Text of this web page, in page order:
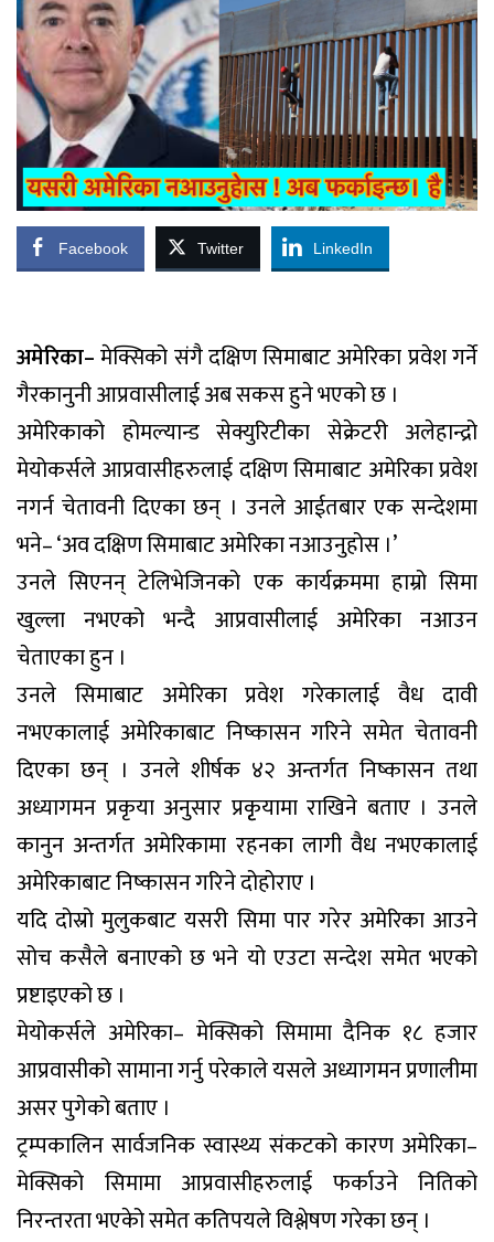
Facebook Twitter LinkedIn
अमेरिका–मेक्सिको संगै दक्षिण सिमाबाट अमेरिका प्रवेश गर्ने
गैरकानुनी आप्रवासीलाई अब सकस हुने भएको छ ।
अमेरिकाको होमल्यान्ड सेक्युरिटीका सेक्रेटरी अलेहान्द्रो
मेयोकर्सले आप्रवासीहरुलाई दक्षिण सिमाबाट अमेरिका प्रवेश
नगर्न चेतावनी दिएका छन् । उनले आईतबार एक सन्देशमा
भने– ‘अव दक्षिण सिमाबाट अमेरिका नआउनुहोस ।’
उनले सिएनन् टेलिभेजिनको एक कार्यक्रममा हाम्रो सिमा
खुल्ला नभएको भन्दै आप्रवासीलाई अमेरिका नआउन
चेताएका हुन ।
उनले सिमाबाट अमेरिका प्रवेश गरेकालाई वैध दावी
नभएकालाई अमेरिकाबाट निष्कासन गरिने समेत चेतावनी
दिएका छन् । उनले शीर्षक ४२ अन्तर्गत निष्कासन तथा
अध्यागमन प्रकृया अनुसार प्रकृृयामा राखिने बताए । उनले
कानुन अन्तर्गत अमेरिकामा रहनका लागी वैध नभएकालाई
अमेरिकाबाट निष्कासन गरिने दोहोराए ।
यदि दोस्रो मुलुकबाट यसरी सिमा पार गरेर अमेरिका आउने
सोच कसैले बनाएको छ भने यो एउटा सन्देश समेत भएको
प्रष्टाइएको छ ।
मेयोकर्सले अमेरिका– मेक्सिको सिमामा दैनिक १८ हजार
आप्रवासीको सामाना गर्नु परेकाले यसले अध्यागमन प्रणालीमा
असर पुगेको बताए ।
ट्रम्पकालिन सार्वजनिक स्वास्थ्य संकटको कारण अमेरिका–
मेक्सिको सिमामा आप्रवासीहरुलाई फर्काउने नितिको
निरन्तरता भएकेो समेत कतिपयले विश्लेषण गरेका छन् ।